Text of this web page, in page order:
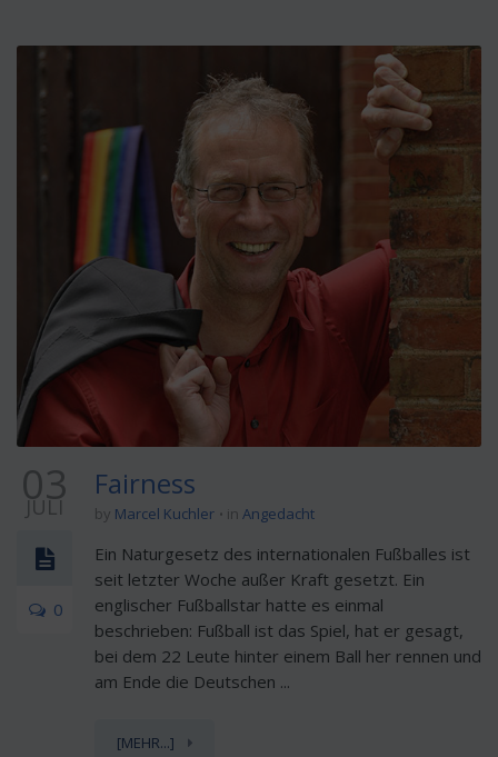
03
JULI
0
Fairness
by Marcel Kuchler in Angedacht
Ein Naturgesetz des internationalen Fußballes ist
seit letzter Woche außer Kraft gesetzt. Ein
englischer Fußballstar hatte es einmal
beschrieben: Fußball ist das Spiel, hat er gesagt,
bei dem 22 Leute hinter einem Ball her rennen und
am Ende die Deutschen ...
[MEHR...]